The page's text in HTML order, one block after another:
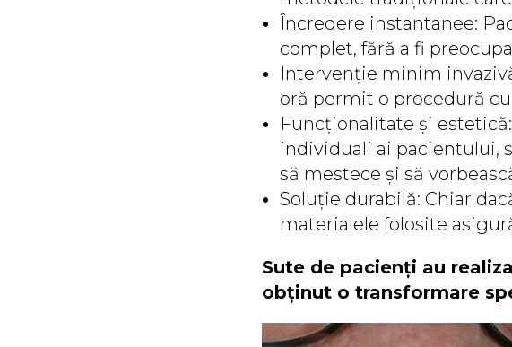
Încredere instantanee:
complet, fără a fi
Intervenție minim
oră permit o procedură
Funcționalitate și
individuali ai pacientului,
să mestece și să
Soluție durabilă: Chiar
materialele folosite
Sute de pacienți au
obținut o transformare